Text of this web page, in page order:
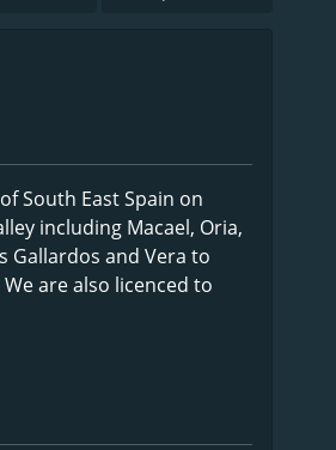
South East Spain on
including Macael, Oria,
Gallardos and Vera to
are also licenced to